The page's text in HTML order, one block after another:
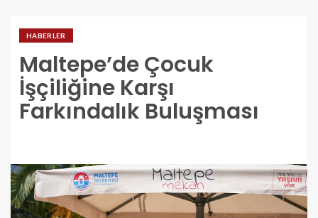
HABERLER
Maltepe’de Çocuk
İşçiliğine Karşı
Farkındalık Buluşması